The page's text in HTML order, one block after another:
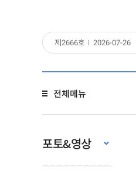
제 2666호 2026-07-26
전체메뉴
포토&영상